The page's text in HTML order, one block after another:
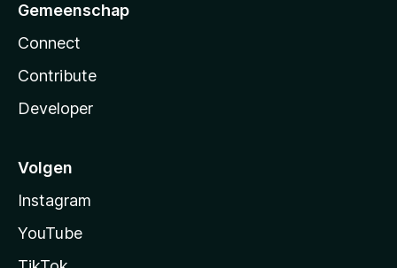
Gemeenschap
Connect
Contribute
Developer
Volgen
Instagram
YouTube